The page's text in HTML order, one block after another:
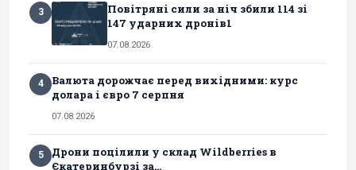
3
Повітряні сили за ніч збили 114 зі
147 ударних дронів1
07.08.2026
4
Валюта дорожчає перед вихідними: курс
долара і євро 7 серпня
07.08.2026
5
Дрони поцілили у склад Wildberries в
Єкатеринбурзі за...